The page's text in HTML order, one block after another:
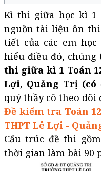
Kì thi giữa học kì 1
nguồn tài liệu ôn
tiết của các em
hiểu điều đó, chúng
thi giữa kì 1 Toán
Lợi, Quảng Trị (có
quý thầy cô theo dõi
Đề kiểm tra Toán
THPT Lê Lợi -
Cấu trúc đề thi
thời gian làm bài 90